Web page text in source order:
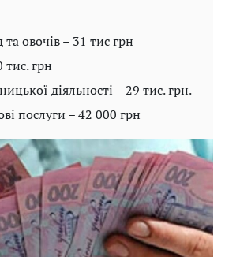
овочів – 31 тис грн
тис. грн
діяльності – 29 тис. грн.
послуги – 42 000 грн